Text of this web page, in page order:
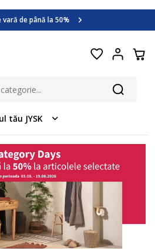
Days
vară de până la 50%
multe >>
de până la 50%
tău JYSK